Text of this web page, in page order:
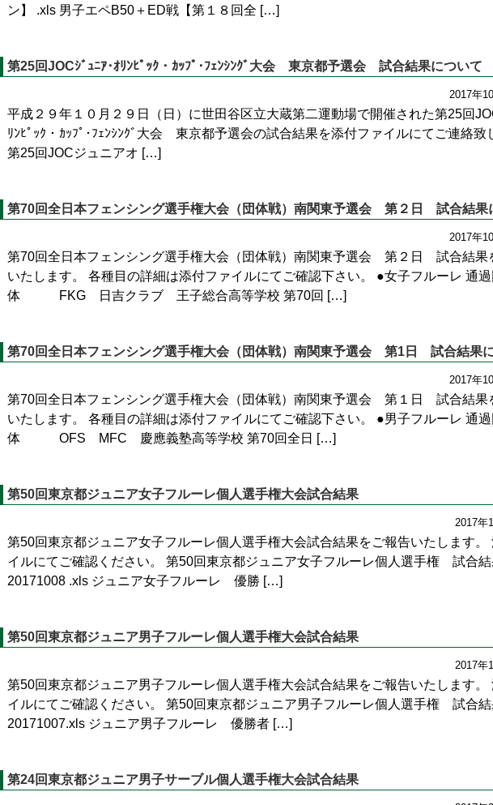
ン】 .xls 男子エペB50＋ED戦【第１８回全 […]
第25回JOCｼﾞｭﾆｱ･ｵﾘﾝﾋﾟｯｸ・ｶｯﾌﾟ･ﾌｪﾝｼﾝｸﾞ大会 東京都予選会 試合結果について
2017年
平成２９年１０月２９日（日）に世田谷区立大蔵第二運動場で開催された第25回
ﾘﾝﾋﾟｯｸ・ｶｯﾌﾟ･ﾌｪﾝｼﾝｸﾞ大会 東京都予選会の試合結果を添付ファイルにてご連絡致
第25回JOCジュニアオ […]
第70回全日本フェンシング選手権大会（団体戦）南関東予選会 第２日 試合結果
2017年
第70回全日本フェンシング選手権大会（団体戦）南関東予選会 第２日 試合結果
いたします。 各種目の詳細は添付ファイルにてご確認下さい。 ●女子フルーレ 通過
体 FKG 日吉クラブ 王子総合高等学校 第70回 […]
第70回全日本フェンシング選手権大会（団体戦）南関東予選会 第1日 試合結果
2017年
第70回全日本フェンシング選手権大会（団体戦）南関東予選会 第１日 試合結果
いたします。 各種目の詳細は添付ファイルにてご確認下さい。 ●男子フルーレ 通過
体 OFS MFC 慶應義塾高等学校 第70回全日 […]
第50回東京都ジュニア女子フルーレ個人選手権大会試合結果
2017年
第50回東京都ジュニア女子フルーレ個人選手権大会試合結果をご報告いたします。
イルにてご確認ください。 第50回東京都ジュニア女子フルーレ個人選手権 試合
20171008 .xls ジュニア女子フルーレ 優勝 […]
第50回東京都ジュニア男子フルーレ個人選手権大会試合結果
2017年
第50回東京都ジュニア男子フルーレ個人選手権大会試合結果をご報告いたします。
イルにてご確認ください。 第50回東京都ジュニア男子フルーレ個人選手権 試合
20171007.xls ジュニア男子フルーレ 優勝者 […]
第24回東京都ジュニア男子サーブル個人選手権大会試合結果